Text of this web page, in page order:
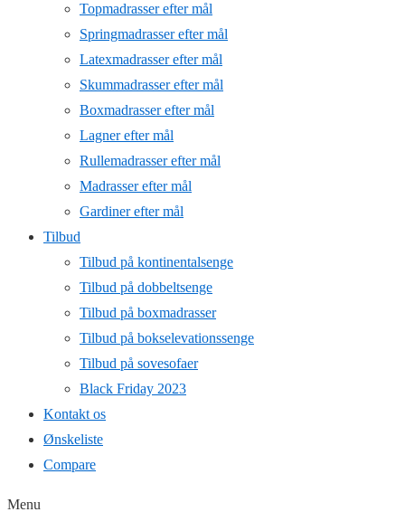
Topmadrasser efter mål
Springmadrasser efter mål
Latexmadrasser efter mål
Skummadrasser efter mål
Boxmadrasser efter mål
Lagner efter mål
Rullemadrasser efter mål
Madrasser efter mål
Gardiner efter mål
Tilbud
Tilbud på kontinentalsenge
Tilbud på dobbeltsenge
Tilbud på boxmadrasser
Tilbud på bokselevationssenge
Tilbud på sovesofaer
Black Friday 2023
Kontakt os
Ønskeliste
Compare
Menu